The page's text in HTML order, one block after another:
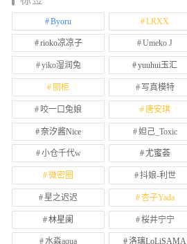
Byoru LRXX
rioko凉凉子 Umeko J
yiko湿润兔 yuuhui玉汇
丽柜 写真模特
咬一口兔娘 唐安琪
奈汐酱Nice 妲己_Toxic
小仓千代w 尤蜜荟
微密圈 抖娘-利世
星之迟迟 杏子Yada
林星阑 桜井宁宁
水淼aqua 洛璃LoLiSAMA